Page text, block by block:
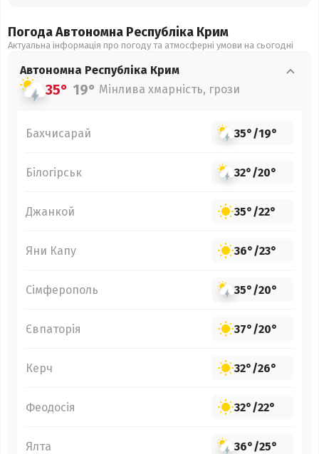
Погода Автономна Республіка Крим
Актуальна інформація про погоду та атмосферні умови на сьогодні
Автономна Республіка Крим
35° 19° Мінлива хмарність, грози
Бахчисарай 35°/19°
Білогірськ 32°/20°
Джанкой 35°/22°
Яни Капу 36°/23°
Сімферополь 35°/20°
Євпаторія 37°/20°
Керч 32°/26°
Феодосія 32°/22°
Ялта 36°/25°